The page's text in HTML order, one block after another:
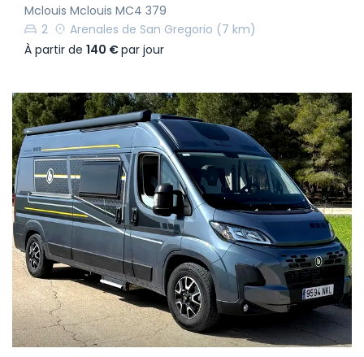
Mclouis Mclouis MC4 379
2
Arenales de San Gregorio (7 km)
À partir de 140 €par jour